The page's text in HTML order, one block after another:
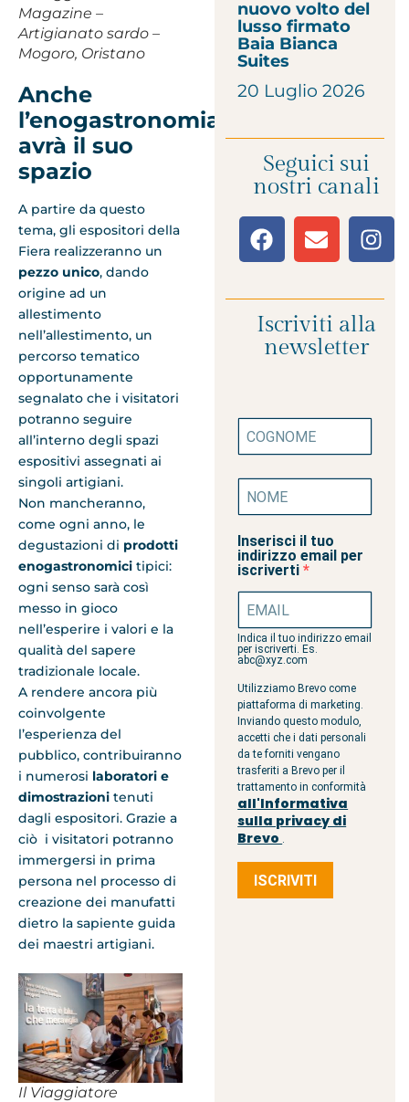
Magazine –
Artigianato sardo –
Mogoro, Oristano
Anche
l’enogastronomia
avrà il suo
spazio
A partire da questo
tema, gli espositori della
Fiera realizzeranno un
pezzo unico, dando
origine ad un
allestimento
nell’allestimento, un
percorso tematico
opportunamente
segnalato che i visitatori
potranno seguire
all’interno degli spazi
espositivi assegnati ai
singoli artigiani.
Non mancheranno,
come ogni anno, le
degustazioni di prodotti
enogastronomici tipici:
ogni senso sarà così
messo in gioco
nell’esperire i valori e la
qualità del sapere
tradizionale locale.
A rendere ancora più
coinvolgente
l’esperienza del
pubblico, contribuiranno
i numerosi laboratori e
dimostrazioni tenuti
dagli espositori. Grazie a
ciò i visitatori potranno
immergersi in prima
persona nel processo di
creazione dei manufatti
dietro la sapiente guida
dei maestri artigiani.
Il Viaggiatore
nuovo volto del
lusso firmato
Baia Bianca
Suites
20 Luglio 2026
Seguici sui
nostri canali
Iscriviti alla
newsletter
Inserisci il tuo
indirizzo email per
iscriverti
Indica il tuo indirizzo email
per iscriverti. Es.
abc@xyz.com
Utilizziamo Brevo come
piattaforma di marketing.
Inviando questo modulo,
accetti che i dati personali
da te forniti vengano
trasferiti a Brevo per il
trattamento in conformità
all'Informativa
sulla privacy di
Brevo .
ISCRIVITI